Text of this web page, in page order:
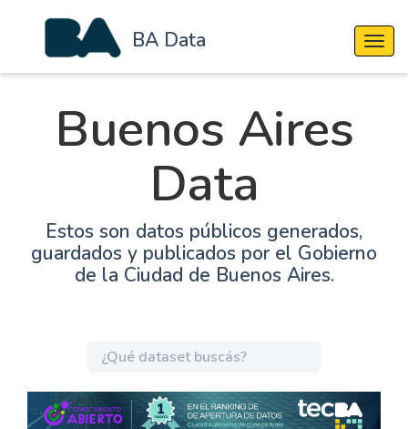
BA Data
Buenos Aires
Data
Estos son datos públicos generados,
guardados y publicados por el Gobierno
de la Ciudad de Buenos Aires.